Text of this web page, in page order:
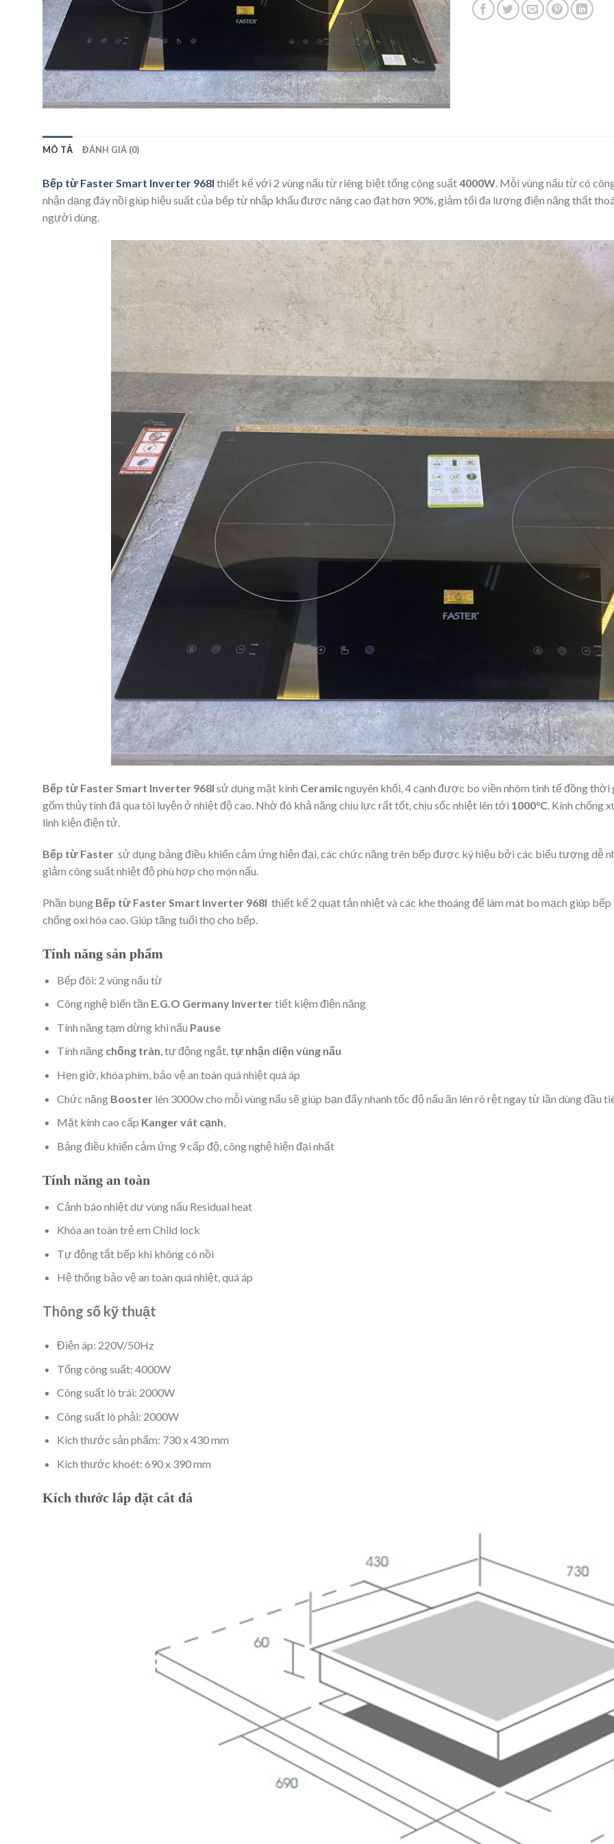
MÔ TẢ ĐÁNH GIÁ (0)
Bếp từ Faster Smart Inverter 968I thiết kế với 2 vùng nấu từ riêng biệt tổng công suất4000W. Mỗi vùng nấu từ có
nhận dạng đáy nồi giúp hiệu suất của bếp từ nhập khẩu được nâng cao đạt hơn 90%, giảm tối đa lượng điện năng thất
người dùng.
Bếp từ Faster Smart Inverter 968I sử dụng mặt kính Ceramicnguyên khối, 4 cạnh được bo viền nhôm tinh tế đồng
gốm thủy tinh đã qua tôi luyện ở nhiệt độ cao. Nhờ đó khả năng chịu lực rất tốt, chịu sốc nhiệt lên tới 1000°C. Kính chống
linh kiện điện tử.
Bếp từ Faster sử dụng bảng điều khiển cảm ứng hiện đại, các chức năng trên bếp được ký hiệu bởi các biểu tượng dễ
giảm công suất nhiệt độ phù hợp cho món nấu.
Phần bụng Bếp từ Faster Smart Inverter 968I thiết kế 2 quạt tản nhiệt và các khe thoáng để làm mát bo mạch giúp
chống oxi hóa cao. Giúp tăng tuổi thọ cho bếp.
Tính năng sản phẩm
Bếp đôi: 2 vùng nấu từ
Công nghệ biến tần E.G.O Germany Inverter tiết kiệm điện năng
Tính năng tạm dừng khi nấu Pause
Tính năng chống tràn, tự động ngắt, tự nhận diện vùng nấu
Hẹn giờ, khóa phím, bảo vệ an toàn quá nhiệt quá áp
Chức năng Boosterlên 3000w cho mỗi vùng nấu sẽ giúp bạn đẩy nhanh tốc độ nấu ăn lên rõ rệt ngay từ lần dùng đầu
Mặt kính cao cấp Kanger vát cạnh,
Bảng điều khiển cảm ứng 9 cấp độ, công nghệ hiện đại nhất
Tính năng an toàn
Cảnh báo nhiệt dư vùng nấu Residual heat
Khóa an toàn trẻ em Child lock
Tự động tắt bếp khi không có nồi
Hệ thống bảo vệ an toàn quá nhiệt, quá áp
Thông số kỹ thuật
Điện áp: 220V/50Hz
Tổng công suất: 4000W
Công suất lò trái: 2000W
Công suất lò phải: 2000W
Kích thước sản phẩm: 730 x 430 mm
Kích thước khoét: 690 x 390 mm
Kích thước lắp đặt cắt đá